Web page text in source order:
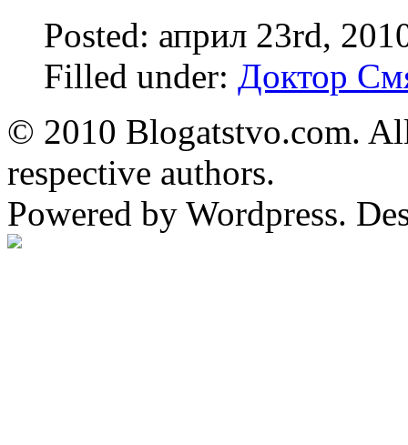
Posted: април 23rd,
Filled under: Доктор
© 2010 Blogatstvo.com.
respective authors.
Powered by Wordpress.